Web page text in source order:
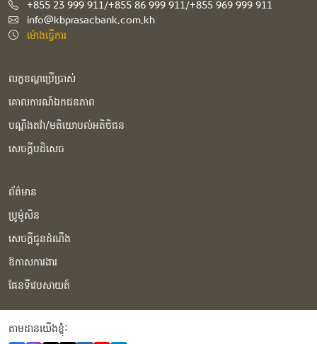
+855 23 999 911/+855 86 999 911/+855 969 999 911
info@kbprasacbank.com.kh
ម៉ោងធ្វើការ
លក្ខខណ្ឌប្រើប្រាស់
គោលការណ៍ឯកជនភាព
បណ្ដឹងតវ៉ា/មតិយោបល់អតិថិជន
សេចក្ដីបដិសេធ
ព័ត៌មាន
ប្រូម៉ូសិន
សេចក្ដីជូនដំណឹង
ឱកាសការងារ
ផែនទីវេបសាយត៍
តាមដានយើងខ្ញុំំ: